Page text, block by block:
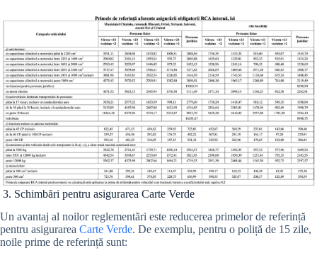
3. Schimbări pentru asigurarea Carte Verde
Un avantaj al noilor reglementări este reducerea primelor de referință
pentru asigurarea Carte Verde. De exemplu, pentru o poliță de 15 zile,
noile prime de referință sunt: